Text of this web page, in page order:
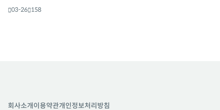
03-26 158
회사소개이용약관개인정보처리방침